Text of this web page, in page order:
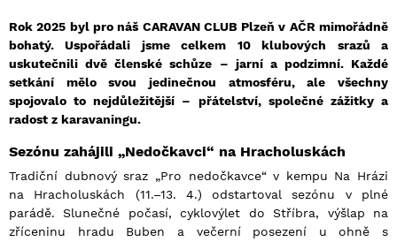
Rok 2025 byl pro náš CARAVAN CLUB Plzeň v AČR mimořádně
bohatý. Uspořádali jsme celkem 10 klubových srazů a
uskutečnili dvě členské schůze – jarní a podzimní. Každé
setkání mělo svou jedinečnou atmosféru, ale všechny
spojovalo to nejdůležitější – přátelství, společné zážitky a
radost z karavaningu.
Sezónu zahájili „Nedočkavci“ na Hracholuskách
Tradiční dubnový sraz „Pro nedočkavce“ v kempu Na Hrázi
na Hracholuskách (11.–13. 4.) odstartoval sezónu v plné
parádě. Slunečné počasí, cyklovýlet do Stříbra, výšlap na
zříceninu hradu Buben a večerní posezení u ohně s